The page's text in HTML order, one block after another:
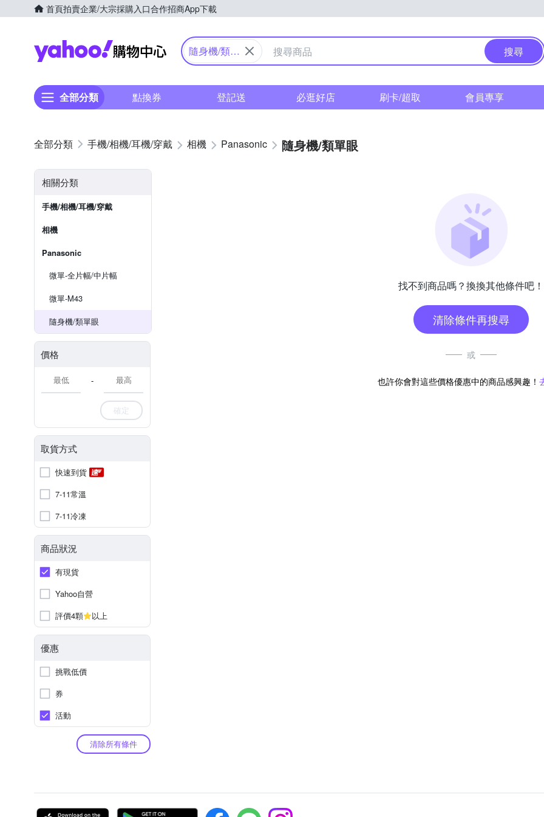
首頁拍賣企業/大宗採購入口合作招商App下載
Yahoo購物中心
隨身機/類單
搜尋
全部分類 點換券 登記送 必逛好店 刷卡/超取 會員專享
手機/相機/耳機/穿戴 相機 Panasonic 隨身機/類單眼
相關分類
手機/相機/耳機/穿戴
相機
Panasonic
微單-全片幅/中片幅
微單-M43
隨身機/類單眼
價格
-
確定
取貨方式
快速到貨
7-11常溫
7-11冷凍
商品狀況
有現貨
Yahoo自營
評價4顆
以上
優惠
挑戰低價
券
活動
清除所有條件
找不到商品嗎？換換其他條件吧！
清除條件再搜尋
或
也許你會對這些價格優惠中的商品感興趣！